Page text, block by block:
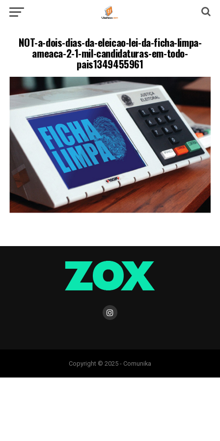
NOT-a-dois-dias-da-eleicao-lei-da-ficha-limpa-
ameaca-2-1-mil-candidaturas-em-todo-
pais1349455961
Copyright © 2025 - Comunika